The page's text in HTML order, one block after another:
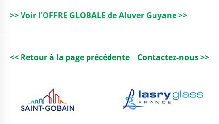
o r n p
>> Voir l'OFFRE GLOBALE de Aluver Guyane >>
<< Retour à la page précédente Contactez-nous >>